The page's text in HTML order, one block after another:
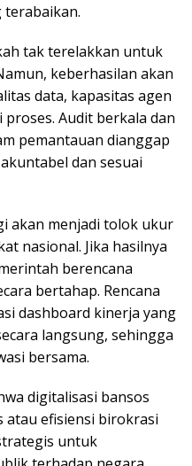
terabaikan.
tak terelakkan untuk
keberhasilan akan
data, kapasitas agen
Audit berkala dan
pemantauan dianggap
dan sesuai
akan menjadi tolok ukur
nasional. Jika hasilnya
berencana
bertahap. Rencana
dashboard kinerja yang
langsung, sehingga
bersama.
digitalisasi bansos
atau efisiensi birokrasi
untuk